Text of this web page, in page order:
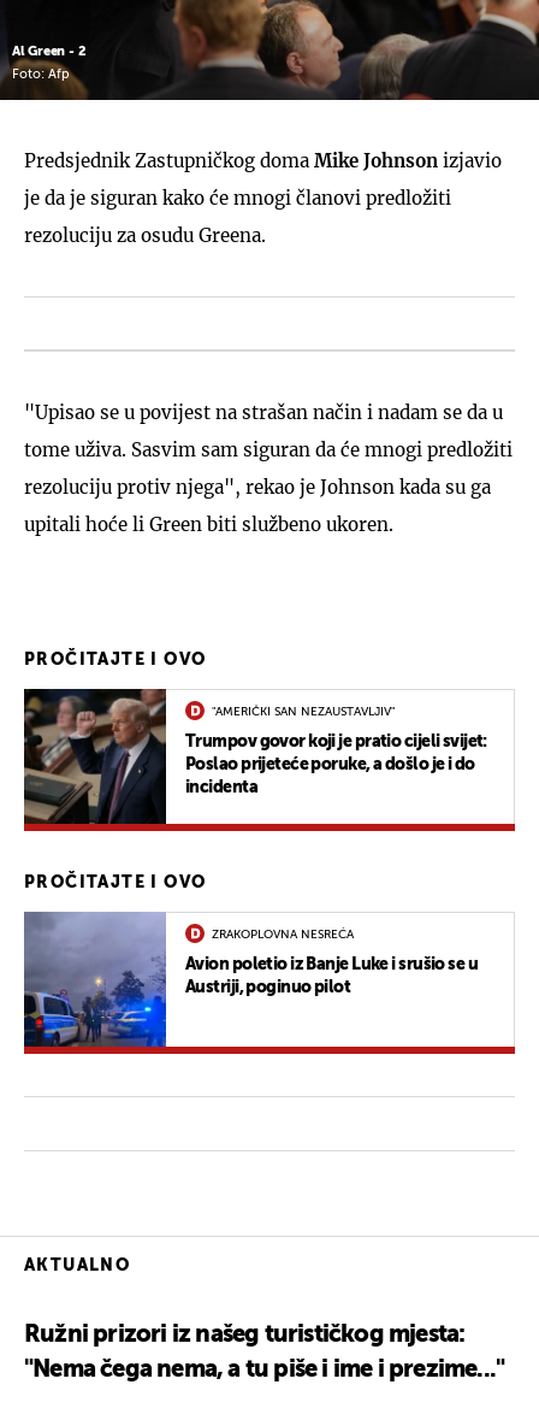
Al Green - 2
Foto: Afp
Predsjednik Zastupničkog doma Mike Johnson izjavio
je da je siguran kako će mnogi članovi predložiti
rezoluciju za osudu Greena.
"Upisao se u povijest na strašan način i nadam se da u
tome uživa. Sasvim sam siguran da će mnogi predložiti
rezoluciju protiv njega", rekao je Johnson kada su ga
upitali hoće li Green biti službeno ukoren.
PROČITAJTE I OVO
"AMERIČKI SAN NEZAUSTAVLJIV"
Trumpov govor koji je pratio cijeli svijet:
Poslao prijeteće poruke, a došlo je i do
incidenta
PROČITAJTE I OVO
ZRAKOPLOVNA NESREĆA
Avion poletio iz Banje Luke i srušio se u
Austriji, poginuo pilot
AKTUALNO
Ružni prizori iz našeg turističkog mjesta:
"Nema čega nema, a tu piše i ime i prezime..."